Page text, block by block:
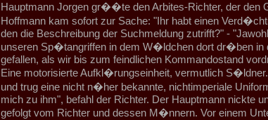
Hauptmann Jorgen gr��te den Arbites-Richter, der den
Hoffmann kam sofort zur Sache: "Ihr habt einen
den die Beschreibung der Suchmeldung zutrifft?" -
unseren Sp�tangriffen in dem W�ldchen dort dr�ben
gefallen, als wir bis zum feindlichen Kommandostand
Eine motorisierte Aufkl�rungseinheit, vermutlich
und trug eine nicht n�her bekannte, nichtimperiale
mich zu ihm", befahl der Richter. Der Hauptmann nickte
gefolgt vom Richter und dessen M�nnern. Vor einem